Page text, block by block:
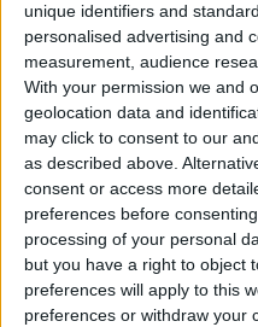
unique identifiers and
personalised advertising and
measurement, audience
With your permission we and
geolocation data and
may click to consent to our
as described above.
consent or access more
preferences before
processing of your personal
but you have a right to object
preferences will apply to this
preferences or withdraw your